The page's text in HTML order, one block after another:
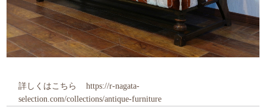
詳しくはこちら
https://r-nagata-
selection.com/collections/antique-furniture